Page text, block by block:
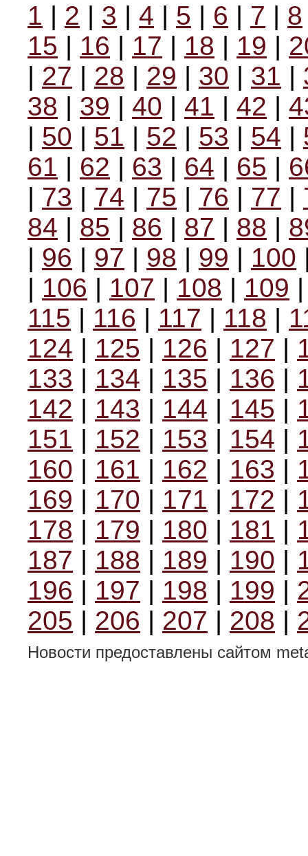
1 | 2 | 3 | 4 | 5 | 6 | 7 | 8
15 | 16 | 17 | 18 | 19 |
| 27 | 28 | 29 | 30 | 31 |
38 | 39 | 40 | 41 | 42 |
| 50 | 51 | 52 | 53 | 54 |
61 | 62 | 63 | 64 | 65 |
| 73 | 74 | 75 | 76 | 77 |
84 | 85 | 86 | 87 | 88 |
| 96 | 97 | 98 | 99 | 100
| 106 | 107 | 108 | 109
115 | 116 | 117 | 118 |
124 | 125 | 126 | 127 |
133 | 134 | 135 | 136 |
142 | 143 | 144 | 145 |
151 | 152 | 153 | 154 |
160 | 161 | 162 | 163 |
169 | 170 | 171 | 172 |
178 | 179 | 180 | 181 |
187 | 188 | 189 | 190 |
196 | 197 | 198 | 199 |
205 | 206 | 207 | 208 |
Новости предоставлены сайтом